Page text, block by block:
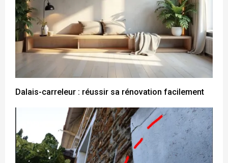
Dalais-carreleur : réussir sa rénovation facilement